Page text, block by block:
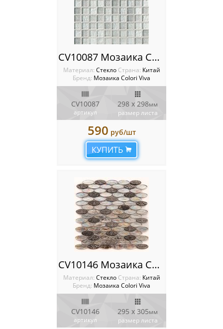
CV10087 Мозаика Colori Viva Crystal
Материал: Стекло Cтрана: Китай
Бренд: Мозаика Colori Viva
CV10087
артикул
298 x 298мм
размер листа
590 руб/шт
КУПИТЬ
CV10146 Мозаика Colori Viva Crystal
Материал: Стекло Cтрана: Китай
Бренд: Мозаика Colori Viva
CV10146
артикул
295 x 305мм
размер листа